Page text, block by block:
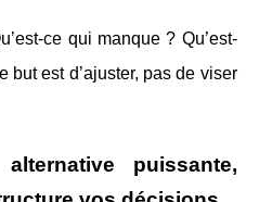
ce qui manque ? Qu’est-
but est d’ajuster, pas de viser
puissante,